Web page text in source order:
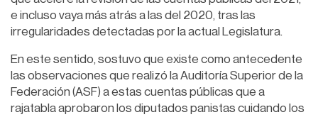
e incluso vaya más atrás a las del 2020, tras las
irregularidades detectadas por la actual Legislatura.
En este sentido, sostuvo que existe como antecedente
las observaciones que realizó la Auditoría Superior de la
Federación (ASF) a estas cuentas públicas que a
rajatabla aprobaron los diputados panistas cuidando los